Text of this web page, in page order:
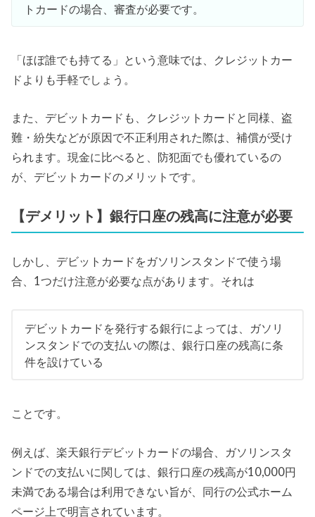
トカードの場合、審査が必要です。
「ほぼ誰でも持てる」という意味では、クレジットカー
ドよりも手軽でしょう。
また、デビットカードも、クレジットカードと同様、盗
難・紛失などが原因で不正利用された際は、補償が受け
られます。現金に比べると、防犯面でも優れているの
が、デビットカードのメリットです。
【デメリット】銀行口座の残高に注意が必要
しかし、デビットカードをガソリンスタンドで使う場
合、1つだけ注意が必要な点があります。それは
デビットカードを発行する銀行によっては、ガソリ
ンスタンドでの支払いの際は、銀行口座の残高に条
件を設けている
ことです。
例えば、楽天銀行デビットカードの場合、ガソリンスタ
ンドでの支払いに関しては、銀行口座の残高が10,000円
未満である場合は利用できない旨が、同行の公式ホーム
ページ上で明言されています。